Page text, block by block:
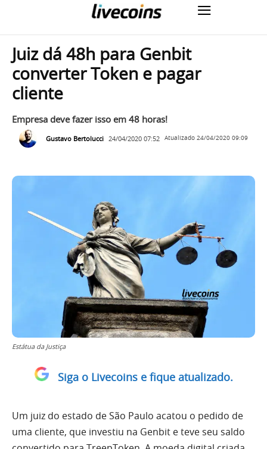
Juiz dá 48h para Genbit
converter Token e pagar
cliente
Empresa deve fazer isso em 48 horas!
Gustavo Bertolucci 24/04/2020 07:52 Atualizado 24/04/2020 09:09
Estátua da Justiça
Siga o Livecoins e fique atualizado.
Um juiz do estado de São Paulo acatou o pedido de
uma cliente, que investiu na Genbit e teve seu saldo